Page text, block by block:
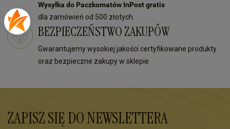
Wysyłka do Paczkomatów InPost gratis
dla zamówień od 500 złotych.
BEZPIECZEŃSTWO ZAKUPÓW
Gwarantujemy wysokiej jakości certyfikowane produkty
oraz bezpieczne zakupy w sklepie
ZAPISZ SIĘ DO NEWSLETTERA